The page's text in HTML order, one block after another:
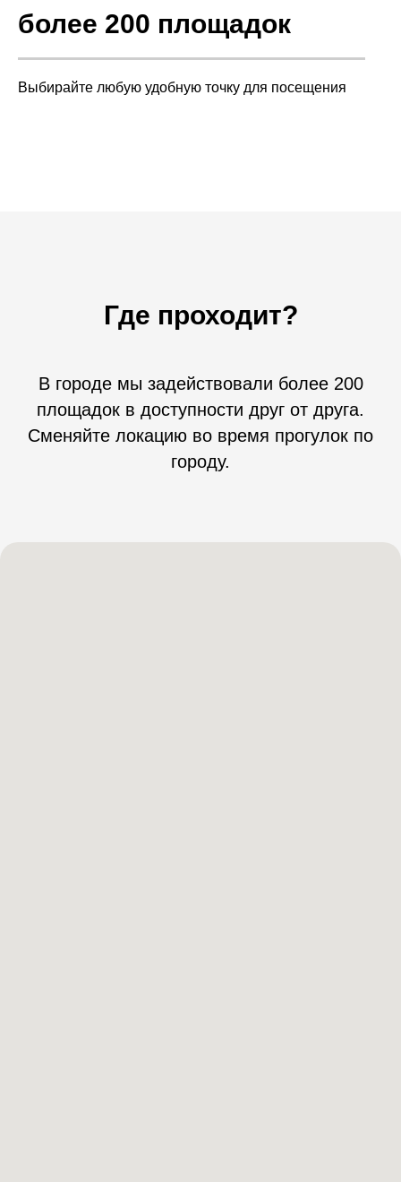
более 200 площадок
Выбирайте любую удобную точку для посещения
Где проходит?
В городе мы задействовали более 200
площадок в доступности друг от друга.
Сменяйте локацию во время прогулок по
городу.